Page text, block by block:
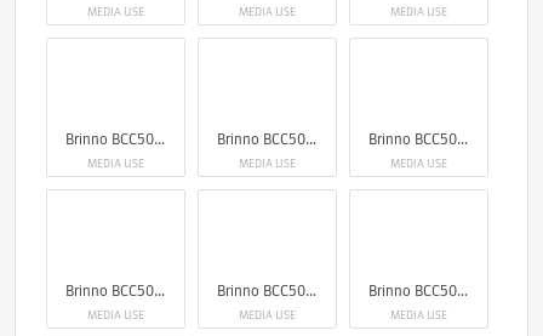
MEDIA USE MEDIA USE MEDIA USE
Brinno BCC5000 4K Construction Camera Bundle
MEDIA USE
Brinno BCC5000 4K Construction Camera Bundle
MEDIA USE
Brinno BCC5000 4K Construction Camera Bundle
MEDIA USE
Brinno BCC5000 4K Construction Camera Bundle
MEDIA USE
Brinno BCC5000 4K Construction Camera Bundle
MEDIA USE
Brinno BCC5000 4K Construction Camera Bundle
MEDIA USE